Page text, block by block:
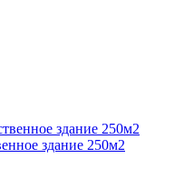
здание 250м2